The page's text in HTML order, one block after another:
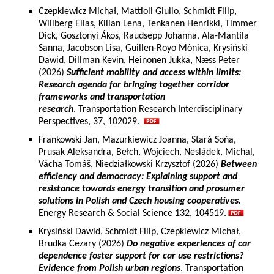
Czepkiewicz Michał, Mattioli Giulio, Schmidt Filip,
Willberg Elias, Kilian Lena, Tenkanen Henrikki, Timmer
Dick, Gosztonyi Ákos, Raudsepp Johanna, Ala-Mantila
Sanna, Jacobson Lisa, Guillen-Royo Mònica, Krysiński
Dawid, Dillman Kevin, Heinonen Jukka, Næss Peter
(2026) Sufficient mobility and access within limits:
Research agenda for bringing together corridor
frameworks and transportation
research. Transportation Research Interdisciplinary
Perspectives, 37, 102029.
Frankowski Jan, Mazurkiewicz Joanna, Stará Soňa,
Prusak Aleksandra, Bełch, Wojciech, Nesládek, Michal,
Vácha Tomáš, Niedziałkowski Krzysztof (2026) Between
efficiency and democracy: Explaining support and
resistance towards energy transition and prosumer
solutions in Polish and Czech housing cooperatives.
Energy Research & Social Science 132, 104519.
Krysiński Dawid, Schmidt Filip, Czepkiewicz Michał,
Brudka Cezary (2026) Do negative experiences of car
dependence foster support for car use restrictions?
Evidence from Polish urban regions. Transportation